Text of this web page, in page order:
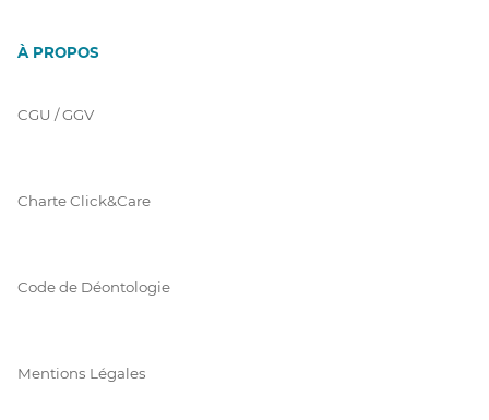
À PROPOS
CGU / GGV
Charte Click&Care
Code de Déontologie
Mentions Légales